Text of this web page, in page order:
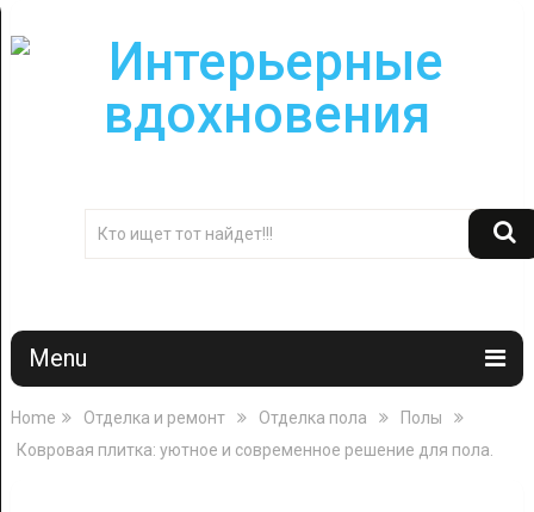
Menu
Home Отделка и ремонт Отделка пола
Полы
Ковровая плитка: уютное и современное решение для пола.